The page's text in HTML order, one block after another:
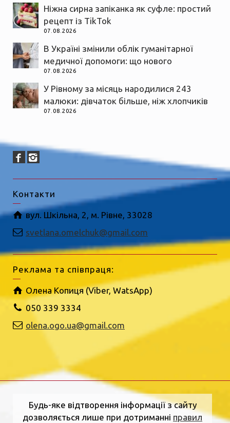
Ніжна сирна запіканка як суфле: простий
рецепт із TikTok
07.08.2026
В Україні змінили облік гуманітарної
медичної допомоги: що нового
07.08.2026
У Рівному за місяць народилися 243
малюки: дівчаток більше, ніж хлопчиків
07.08.2026
Контакти
вул. Шкільна, 2, м. Рівне, 33028
svetlana.omelchuk@gmail.com
Реклама та співпраця:
Олена Копиця (Viber, WatsApp)
050 339 3334
olena.ogo.ua@gmail.com
Будь-яке відтворення інформації з сайту
дозволяється лише при дотриманні правил